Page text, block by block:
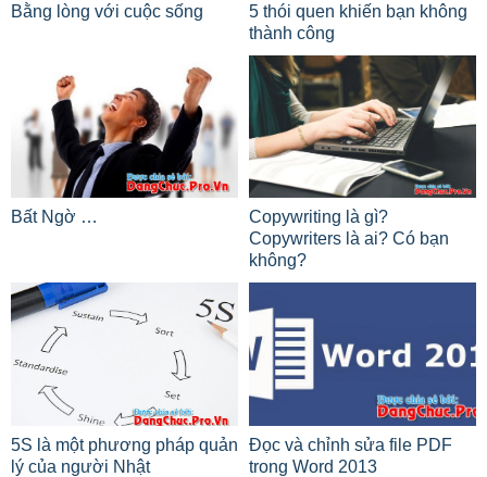
Bằng lòng với cuộc sống
5 thói quen khiến bạn không
thành công
Bất Ngờ …
Copywriting là gì?
Copywriters là ai? Có bạn
không?
5S là một phương pháp quản
lý của người Nhật
Đọc và chỉnh sửa file PDF
trong Word 2013